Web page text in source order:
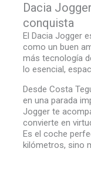
Dacia
conquista
El Dacia Jogger
como un buen
más tecnología
lo esencial,
Desde Costa
en una parada
Jogger te
convierte en
Es el coche
kilómetros, sino